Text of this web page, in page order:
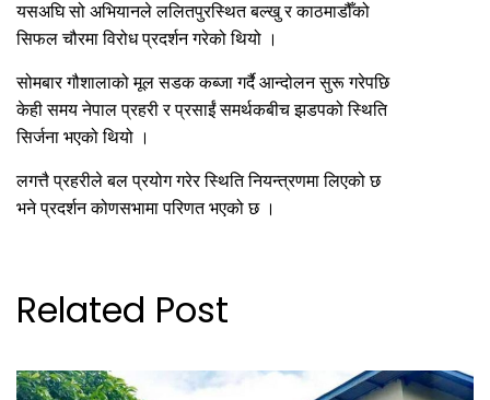
यसअघि सो अभियानले ललितपुरस्थित बल्खु र काठमाडौँको
सिफल चौरमा विरोध प्रदर्शन गरेको थियो ।
सोमबार गौशालाको मूल सडक कब्जा गर्दै आन्दोलन सुरू गरेपछि
केही समय नेपाल प्रहरी र प्रसाईं समर्थकबीच झडपको स्थिति
सिर्जना भएको थियो ।
लगत्तै प्रहरीले बल प्रयोग गरेर स्थिति नियन्त्रणमा लिएको छ
भने प्रदर्शन कोणसभामा परिणत भएको छ ।
Related Post